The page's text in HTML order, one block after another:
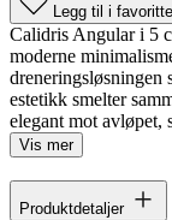
Legg til i
Calidris Angular i 5
moderne
dreneringsløsningen
estetikk smelter
elegant mot avløpet,
Vis mer
Produktdetaljer